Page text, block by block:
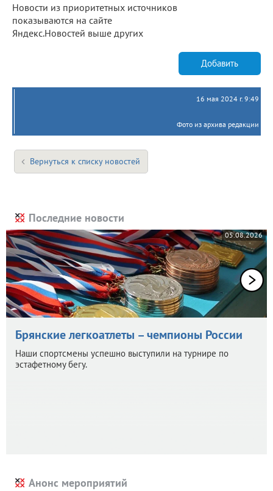
Новости из приоритетных источников
показываются на сайте
Яндекс.Новостей выше других
Добавить
16 мая 2024 г. 9:49
Фото из архива редакции
Вернуться к списку новостей
Последние новости
05.08.2026
Брянские легкоатлеты – чемпионы России
Наши спортсмены успешно выступили на турнире по
эстафетному бегу.
Анонс мероприятий